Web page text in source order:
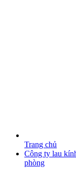
Trang chủ
Công ty lau
phòng